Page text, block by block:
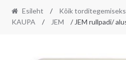
Esileht /
Kõik
KAUPA
/ JEM / JEM rullpadi/